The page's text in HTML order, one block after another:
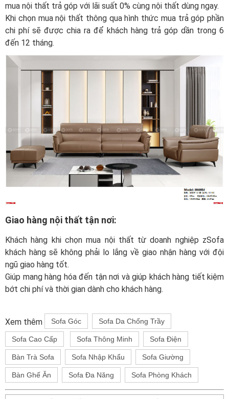
mua nội thất trả góp với lãi suất 0% cùng nội thất dùng ngay.
Khi chọn mua nội thất thông qua hình thức mua trả góp phần
chi phí sẽ được chia ra để khách hàng trả góp dần trong 6
đến 12 tháng.
Giao hàng nội thất tận nơi:
Khách hàng khi chọn mua nội thất từ doanh nghiệp zSofa
khách hàng sẽ không phải lo lắng về giao nhận hàng với đội
ngũ giao hàng tốt.
Giúp mang hàng hóa đến tận nơi và giúp khách hàng tiết kiệm
bớt chi phí và thời gian dành cho khách hàng.
Xem thêm Sofa Góc Sofa Da Chống Trầy
Sofa Cao Cấp Sofa Thông Minh Sofa Điện
Bàn Trà Sofa Sofa Nhập Khẩu Sofa Giường
Bàn Ghế Ăn Sofa Đa Năng Sofa Phòng Khách